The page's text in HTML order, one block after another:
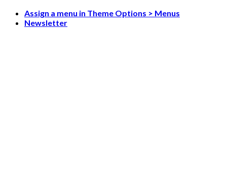
Skip
Assign a menu in Theme Options > Menus
Newsletter